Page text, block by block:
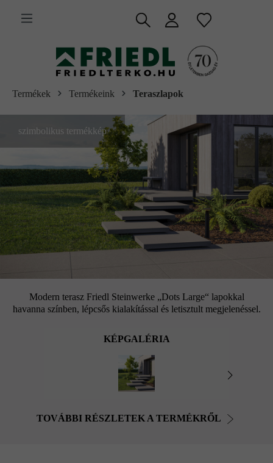
tartalomra
Termékek Termékeink Teraszlapok
szimbolikus termékkép
Modern terasz Friedl Steinwerke „Dots Large“ lapokkal
havanna színben, lépcsős kialakítással és letisztult megjelenéssel.
KÉPGALÉRIA
TOVÁBBI RÉSZLETEK A TERMÉKRŐL